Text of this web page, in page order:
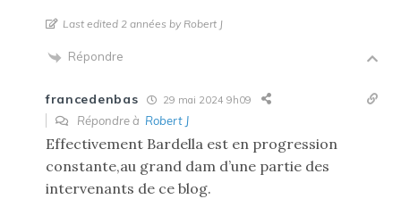
Last edited 2 années by Robert J
Répondre
francedenbas 29 mai 2024 9h09
Répondre à Robert J
Effectivement Bardella est en progression
constante,au grand dam d’une partie des
intervenants de ce blog.